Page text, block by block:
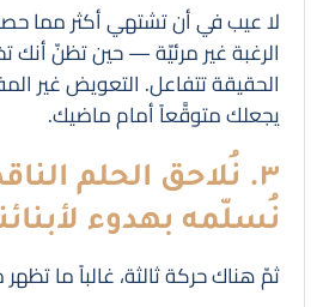
لا عيب في أن تشتهي أكثر مما
الرغبة غير مرئيّة — حين تظنّ أنك
الحقيقة تتفاعل. التعويض غير
يجعلك متوقَّعاً أمام ماضيك.
٣. نُلاحق الحلم
نُسلّمه بهدوء
ثمّ هناك حركة ثالثة، غالباً ما تظهر